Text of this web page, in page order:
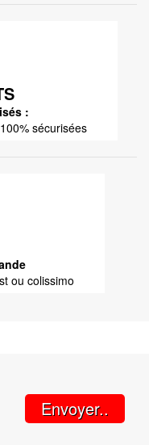
:
sécurisées
ou colissimo
Envoyer..